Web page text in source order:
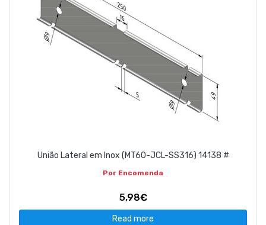
União Lateral em Inox (MT60-JCL-SS316) 14138 #
Por Encomenda
5,98€
Read more